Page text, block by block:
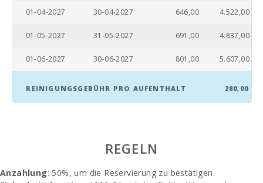
Alcudia (km):
Stand Cala
Strand Cala
01-04-2027 30-04-2027 646,00 4.522,00
01-05-2027 31-05-2027 691,00 4.837,00
01-06-2027 30-06-2027 801,00 5.607,00
REINIGUNGSGEBÜHR PRO AUFENTHALT 280,00
REGELN
Anzahlung: 50%, um die Reservierung zu bestätigen.